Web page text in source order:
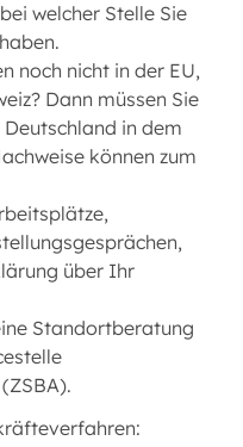
welcher Stelle Sie
noch nicht in der EU,
Dann müssen Sie
in dem
können zum
über Ihr
Standortberatung